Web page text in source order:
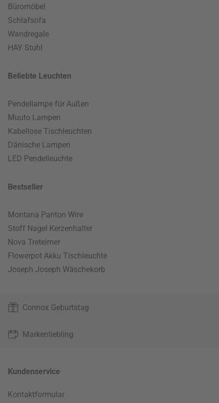
Büromöbel
Schlafsofa
Wandregale
HAY Stuhl
Beliebte Leuchten
Pendellampe für Außen
Muuto Lampen
Kabellose Tischleuchten
Dänische Lampen
LED Pendelleuchte
Bestseller
Montana Panton Wire
Stoff Nagel Kerzenhalter
Nova Treteimer
Flowerpot Akku Tischleuchte
Joseph Joseph Wäschekorb
Connox Geburtstag
Markenliebling
Kundenservice
Kontaktformular